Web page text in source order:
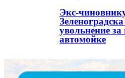
Экс-
увольнение за
автомойке